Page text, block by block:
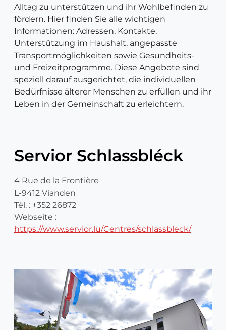
Alltag zu unterstützen und ihr Wohlbefinden zu
fördern. Hier finden Sie alle wichtigen
Informationen: Adressen, Kontakte,
Unterstützung im Haushalt, angepasste
Transportmöglichkeiten sowie Gesundheits-
und Freizeitprogramme. Diese Angebote sind
speziell darauf ausgerichtet, die individuellen
Bedürfnisse älterer Menschen zu erfüllen und ihr
Leben in der Gemeinschaft zu erleichtern.
Servior Schlassbléck
4 Rue de la Frontière
L-9412 Vianden
Tél. : +352 26872
Webseite :
https://www.servior.lu/Centres/schlassbleck/